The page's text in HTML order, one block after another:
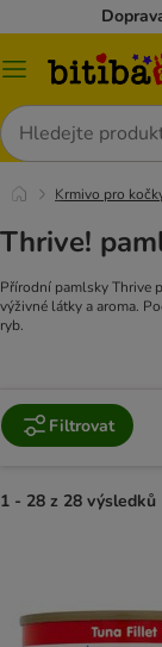
Kategorie
Hledat
Krmivo pro
Thrive!
Přírodní pamlsky Thrive
výživné látky a aroma.
ryb.
Filtrovat
1 - 28 z 28 výsledků